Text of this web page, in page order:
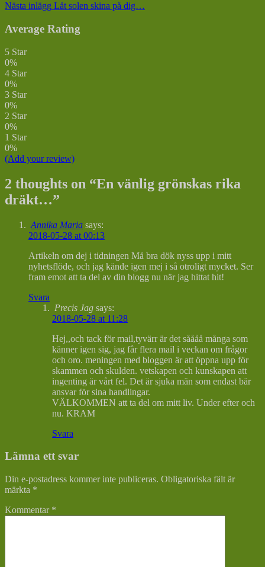
Nästa inlägg Låt solen skina på dig…
Average Rating
5 Star
0%
4 Star
0%
3 Star
0%
2 Star
0%
1 Star
0%
(Add your review)
2 thoughts on “En vänlig grönskas rika
dräkt…”
Annika Maria says:
2018-05-28 at 00:13
Artikeln om dej i tidningen Må bra dök nyss upp i mitt
nyhetsflöde, och jag kände igen mej i så otroligt mycket. Ser
fram emot att ta del av din blogg nu när jag hittat hit!
Svara
Precis Jag says:
2018-05-28 at 11:28
Hej,,och tack för mail,tyvärr är det såååå många som
känner igen sig, jag får flera mail i veckan om frågor
och oro. meningen med bloggen är att öppna upp för
skammen och skulden. vetskapen och kunskapen att
ingenting är vårt fel. Det är sjuka män som endast bär
ansvar för sina handlingar.
VÄLKOMMEN att ta del om mitt liv. Under efter och
nu. KRAM
Svara
Lämna ett svar
Din e-postadress kommer inte publiceras. Obligatoriska fält är
märkta *
Kommentar *